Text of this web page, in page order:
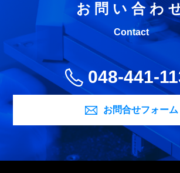
お問い合わ
Contact
048-441-
お問合せフォーム